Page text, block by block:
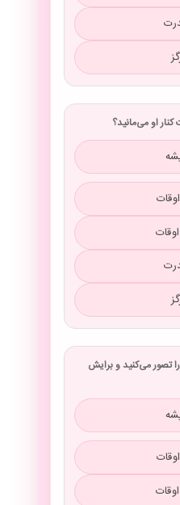
را تصور می‌کنید و برایش